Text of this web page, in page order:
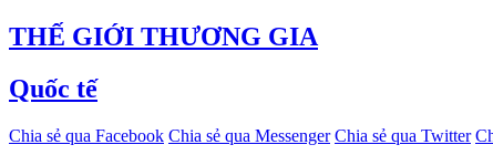
THẾ GIỚI THƯƠNG GIA
Quốc tế
Chia sẻ qua Facebook Chia sẻ qua Messenger Chia sẻ qua Twitter